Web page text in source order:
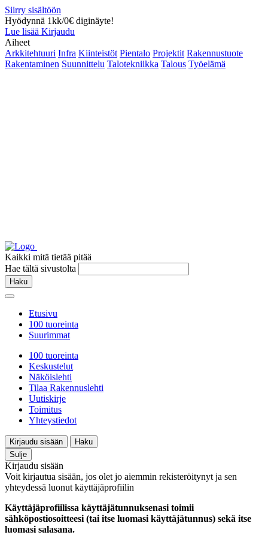
Siirry sisältöön
Hyödynnä 1kk/0€ diginäyte!
Lue lisää Kirjaudu
Aiheet
Arkkitehtuuri Infra Kiinteistöt Pientalo Projektit Rakennustuote
Rakentaminen Suunnittelu Talotekniikka Talous Työelämä
Kaikki mitä tietää pitää
Hae tältä sivustolta
Haku
Etusivu
100 tuoreinta
Suurimmat
100 tuoreinta
Keskustelut
Näköislehti
Tilaa Rakennuslehti
Uutiskirje
Toimitus
Yhteystiedot
Kirjaudu sisään
Haku
Sulje
Kirjaudu sisään
Voit kirjautua sisään, jos olet jo aiemmin rekisteröitynyt ja sen
yhteydessä luonut käyttäjäprofiilin
Käyttäjäprofiilissa käyttäjätunnuksenasi toimii
sähköpostiosoitteesi (tai itse luomasi käyttäjätunnus) sekä itse
luomasi salasana.